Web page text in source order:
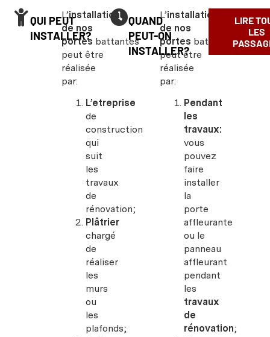
QUI PEUT
INSTALLER?
L’installation
de nos
portes battantes
peut être
réalisée
par:
L’etreprise
de
construction
qui
suit
les
travaux
de
rénovation;
Plâtrier
chargé
de
réaliser
les
murs
ou
les
plafonds;
QUAND
PEUT-ON
INSTALLER?
L’installation
de nos
portes battantes
peut être
réalisée
par:
Pendant
les
travaux:
vous
pouvez
faire
installer
la
porte
affleurante
ou le
panneau
affleurant
pendant
les
travaux
de
rénovation;
LIRE
LES